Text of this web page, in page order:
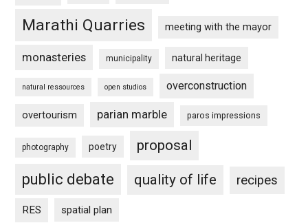
Marathi Quarries meeting with the mayor
monasteries municipality natural heritage
natural ressources open studios overconstruction
overtourism parian marble paros impressions
photography poetry proposal
public debate quality of life recipes
RES spatial plan